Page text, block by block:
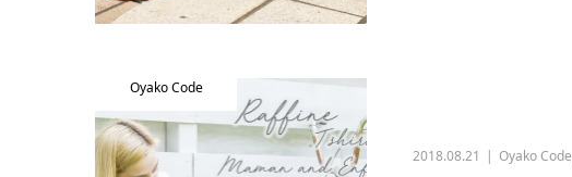
Oyako Code
2018.08.21 Oyako Code